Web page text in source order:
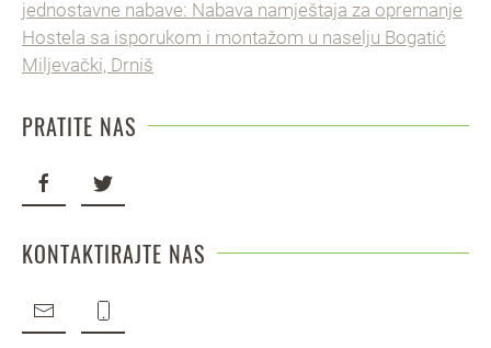
jednostavne nabave: Nabava namještaja za opremanje
Hostela sa isporukom i montažom u naselju Bogatić
Miljevački, Drniš
PRATITE NAS
KONTAKTIRAJTE NAS